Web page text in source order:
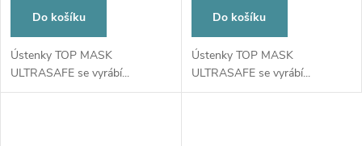
Do košíku
Ústenky TOP MASK
ULTRASAFE se vyrábí...
Do košíku
Ústenky TOP MASK
ULTRASAFE se vyrábí...